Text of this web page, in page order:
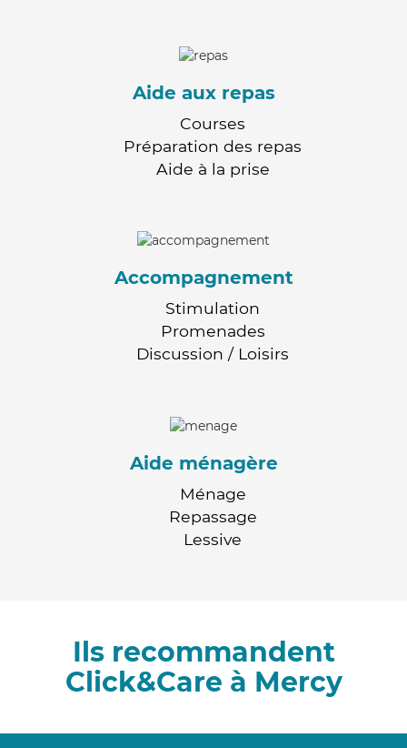
Aide aux repas
Courses
Préparation des repas
Aide à la prise
Accompagnement
Stimulation
Promenades
Discussion / Loisirs
Aide ménagère
Ménage
Repassage
Lessive
Ils recommandent
Click&Care à Mercy